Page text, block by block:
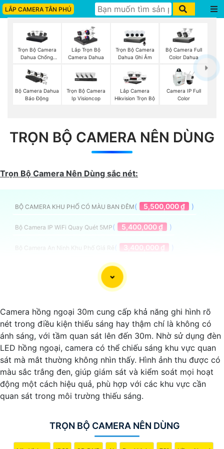
LẮP CAMERA TÂN PHÚ
Trọn Bộ Camera
Dahua Chống
Lắp Trọn Bộ
Camera Dahua
Trọn Bộ Camera
Dahua Ghi Âm
Bộ Camera Full
Color Dahua
Bộ Camera Dahua
Báo Động
Trọn Bộ Camera
Ip Visioncop
Lắp Camera
Hikvision Trọn Bộ
Camera IP Full
Color
TRỌN BỘ CAMERA NÊN DÙNG
Trọn Bộ Camera Nên Dùng sắc nét:
BỘ CAMERA KHU PHỐ CÓ MÀU BAN ĐÊM( 5,500,000 ₫ )
Bộ Camera IP WiFi Quay Quét 5MP( 5,400,000 ₫ )
Bộ Camera An Ninh Khu Phố Giá Rẻ ( 3,400,000 ₫ )
Bộ Camera Văn Phòng Thu Âm Giá Rẻ(
Dưới đây là một số lời khuyên để chọn bộ camera chất
lượng với hình ảnh sắc nét:
📱1: Chọn camera có độ phân giải cao: Để
ít nhất là 1080p hoặc cao hơn.
Chọn camera có tính năng ghi hình ban đêm: Camera
nên có khả năng quan sát ban đêm thông qua hồng ngoại
Camera hồng ngoại 30m cung cấp khả năng ghi hình rõ
nét trong điều kiện thiếu sáng hay thậm chí là không có
ánh sáng, với tầm quan sát lên đến 30m. Nhờ sử dụng đèn
LED hồng ngoại, camera có thể chiếu sáng khu vực quan
sát mà mắt thường không nhìn thấy. Hình ảnh thu được có
màu sắc trắng đen, giúp giám sát và kiểm soát mọi hoạt
động một cách hiệu quả, phù hợp với các khu vực cần
quan sát trong môi trường thiếu sáng.
TRỌN BỘ CAMERA NÊN DÙNG